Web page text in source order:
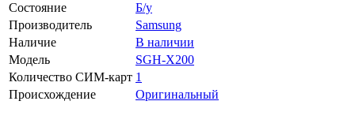
Состояние
Б/у
Производитель
Samsung
Наличие
В наличии
Модель
SGH-X200
Количество СИМ-карт 1
Происхождение
Оригинальный